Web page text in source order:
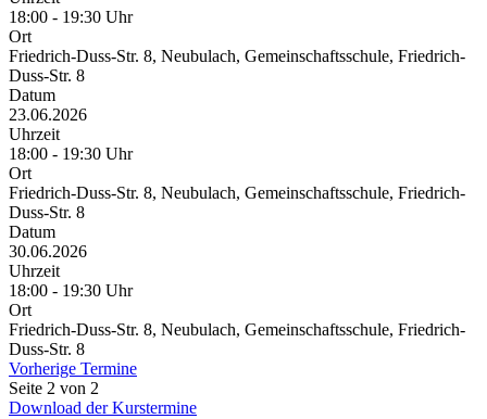
18:00 - 19:30 Uhr
Ort
Friedrich-Duss-Str. 8, Neubulach, Gemeinschaftsschule, Friedrich-
Duss-Str. 8
Datum
23.06.2026
Uhrzeit
18:00 - 19:30 Uhr
Ort
Friedrich-Duss-Str. 8, Neubulach, Gemeinschaftsschule, Friedrich-
Duss-Str. 8
Datum
30.06.2026
Uhrzeit
18:00 - 19:30 Uhr
Ort
Friedrich-Duss-Str. 8, Neubulach, Gemeinschaftsschule, Friedrich-
Duss-Str. 8
Vorherige Termine
Seite 2 von 2
Download der Kurstermine